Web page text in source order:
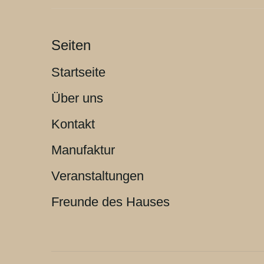
Seiten
Startseite
Über uns
Kontakt
Manufaktur
Veranstaltungen
Freunde des Hauses